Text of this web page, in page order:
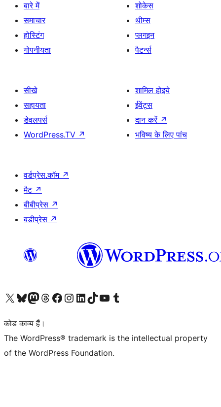
बारे में
समाचार
होस्टिंग
गोपनीयता
शोकेस
थीम्स
प्लगइन
पैटर्न्स
सीखे
सहायता
डेवलपर्स
WordPress.TV ↗
शामिल होइये
ईवेंट्स
दान करें ↗
भविष्य के लिए पांच
वर्डप्रेस.कॉम ↗
मैट ↗
बीबीप्रेस ↗
बडीप्रेस ↗
Visit our X (formerly Twitter) account
हमारे बलुस्की खाते पर जाएँVisit our Mastodon account
हमारे थ्रेड्स अकाउंट पर जाएंहमारे फेसबुक पेज पर जाएँहमारे इंस्टाग्राम अकाउंट पर जाएंहमारे लिंक्डइन खाते पर जाएँहमारे टिकटॉक खाते पर जाएँहमारे यूट्यूब चैनल पर जाएंहमारे Tumblr खाते पर जाएँ
कोड काव्य हैं।
The WordPress® trademark is the intellectual property
of the WordPress Foundation.